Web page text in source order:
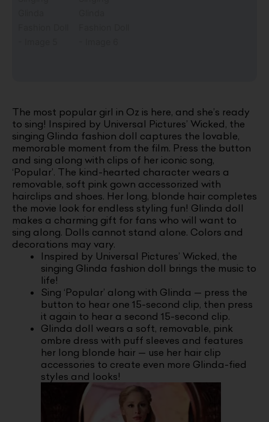
The most popular girl in Oz is here, and she’s ready
to sing! Inspired by Universal Pictures’ Wicked, the
singing Glinda fashion doll captures the lovable,
memorable moment from the film. Press the button
and sing along with clips of her iconic song,
‘Popular’. The kind-hearted character wears a
removable, soft pink gown accessorized with
hairclips and shoes. Her long, blonde hair completes
the movie look for endless styling fun! Glinda doll
makes a charming gift for fans who will want to
sing along. Dolls cannot stand alone. Colors and
decorations may vary.
Inspired by Universal Pictures’ Wicked, the
singing Glinda fashion doll brings the music to
life!
Sing ‘Popular’ along with Glinda — press the
button to hear one 15-second clip, then press
it again to hear a second 15-second clip.
Glinda doll wears a soft, removable, pink
ombre dress with puff sleeves and features
her long blonde hair — use her hair clip
accessories to create even more Glinda-fied
styles and looks!